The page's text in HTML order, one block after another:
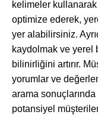
kelimeler
optimize ederek,
yer alabilirsiniz.
kaydolmak ve yerel
bilinirliğini artırır.
yorumlar ve
arama
potansiyel